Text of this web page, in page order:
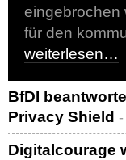
eingebrochen
für den
weiterlesen…
BfDI
Privacy Shield
Digitalcourage